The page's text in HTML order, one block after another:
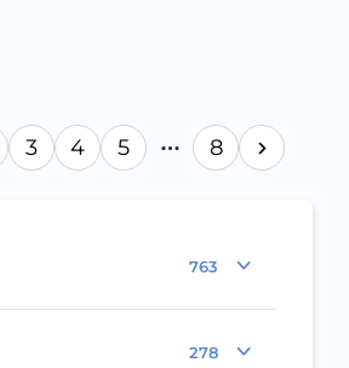
763
278
3 4 5 8